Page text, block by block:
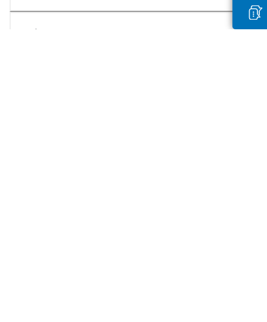
Boutique